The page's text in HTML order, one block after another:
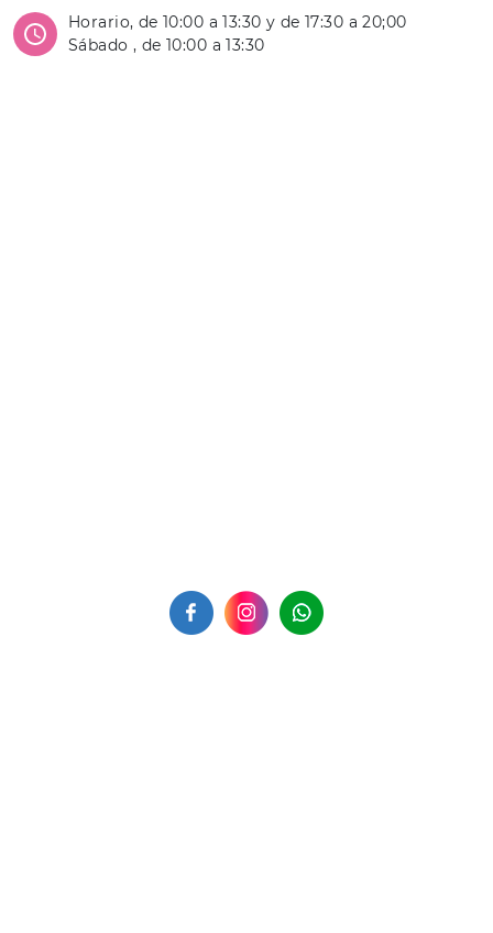
Horario, de 10:00 a 13:30 y de 17:30 a 20;00
Sábado , de 10:00 a 13:30